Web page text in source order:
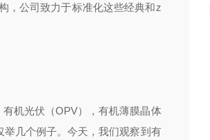
，公司致力于标准化这些经典和z
有机光伏（OPV），有机薄膜晶体
举几个例子。今天，我们观察到有